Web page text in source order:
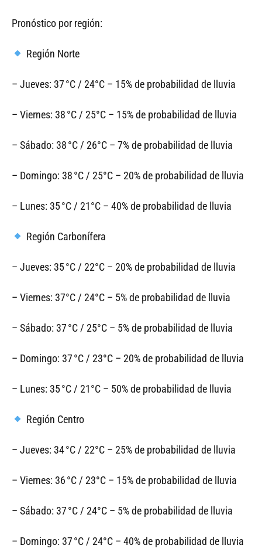
Pronóstico por región:
Región Norte
– Jueves: 37 °C / 24°C – 15% de probabilidad de lluvia
– Viernes: 38 °C / 25°C – 15% de probabilidad de lluvia
– Sábado: 38 °C / 26°C – 7% de probabilidad de lluvia
– Domingo: 38 °C / 25°C – 20% de probabilidad de lluvia
– Lunes: 35 °C / 21°C – 40% de probabilidad de lluvia
Región Carbonífera
– Jueves: 35 °C / 22°C – 20% de probabilidad de lluvia
– Viernes: 37°C / 24°C – 5% de probabilidad de lluvia
– Sábado: 37 °C / 25°C – 5% de probabilidad de lluvia
– Domingo: 37 °C / 23°C – 20% de probabilidad de lluvia
– Lunes: 35 °C / 21°C – 50% de probabilidad de lluvia
Región Centro
– Jueves: 34 °C / 22°C – 25% de probabilidad de lluvia
– Viernes: 36 °C / 23°C – 15% de probabilidad de lluvia
– Sábado: 37 °C / 24°C – 5% de probabilidad de lluvia
– Domingo: 37 °C / 24°C – 40% de probabilidad de lluvia